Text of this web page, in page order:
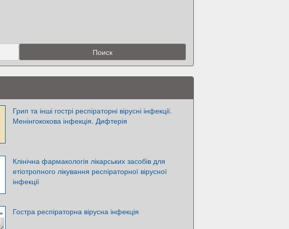
Грип та інші гострі респіраторні вірусні інфекції.
Менінгококова інфекція. Дифтерія
Клінічна фармакологія лікарських засобів для
етіотропного лікування респіраторної вірусної
інфекції
Гостра респіраторна вірусна інфекція